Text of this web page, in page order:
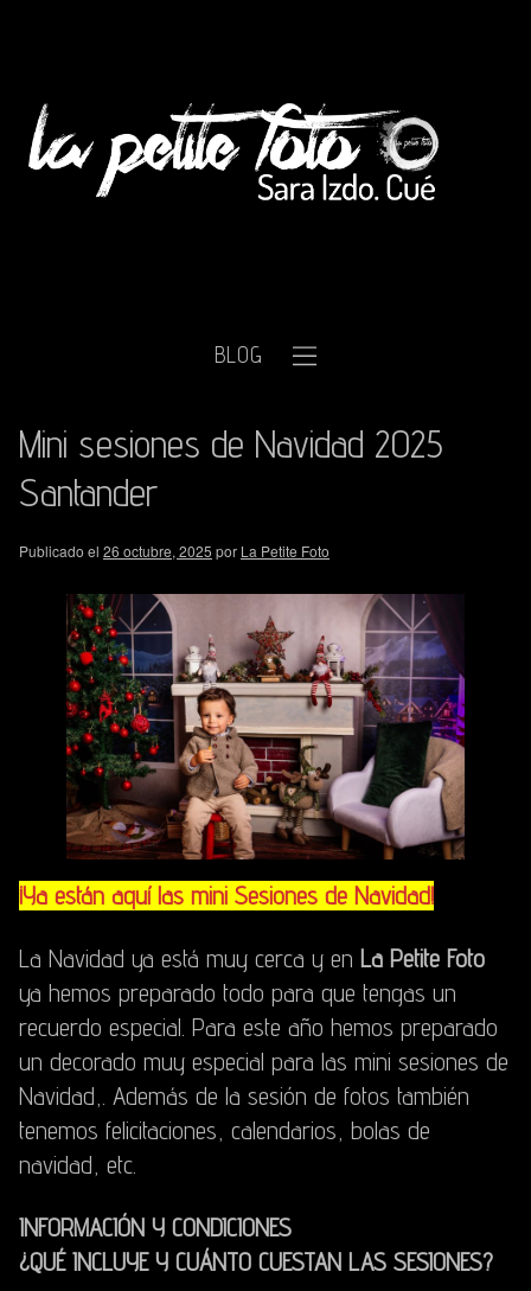
BLOG
Mini sesiones de Navidad 2025
Santander
Publicado el 26 octubre, 2025 por La Petite Foto
¡Ya están aquí las mini Sesiones de Navidad!
La Navidad ya está muy cerca y en La Petite Foto
ya hemos preparado todo para que tengas un
recuerdo especial. Para este año hemos preparado
un decorado muy especial para las mini sesiones de
Navidad,. Además de la sesión de fotos también
tenemos felicitaciones, calendarios, bolas de
navidad, etc.
INFORMACIÓN Y CONDICIONES
¿QUÉ INCLUYE Y CUÁNTO CUESTAN LAS SESIONES?